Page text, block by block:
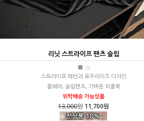
리닛 스트라이프 팬츠 슬립
■ ■
스트라이프 패턴과 로우라이즈 디자인
홈웨어, 슬립팬츠, 가벼운 외출복
위탁배송 가능상품
13,000원 11,700원